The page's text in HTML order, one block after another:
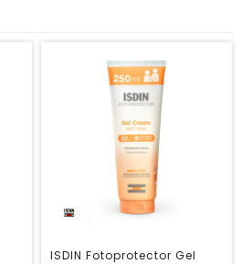
ISDIN Fotoprotector Gel